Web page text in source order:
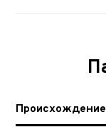
Происхождение